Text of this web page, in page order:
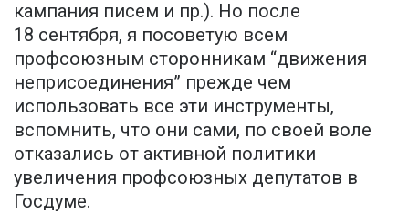
кампания писем и пр.). Но после
18 сентября, я посоветую всем
профсоюзным сторонникам “движения
неприсоединения” прежде чем
использовать все эти инструменты,
вспомнить, что они сами, по своей воле
отказались от активной политики
увеличения профсоюзных депутатов в
Госдуме.